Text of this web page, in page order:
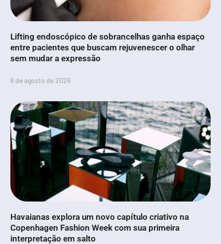
Lifting endoscópico de sobrancelhas ganha espaço
entre pacientes que buscam rejuvenescer o olhar
sem mudar a expressão
6 de agosto de 2026
Havaianas explora um novo capítulo criativo na
Copenhagen Fashion Week com sua primeira
interpretação em salto